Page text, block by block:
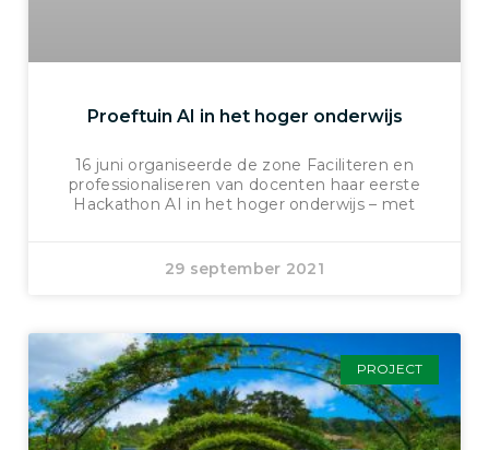
Proeftuin AI in het hoger onderwijs
16 juni organiseerde de zone Faciliteren en
professionaliseren van docenten haar eerste
Hackathon AI in het hoger onderwijs – met
29 september 2021
PROJECT